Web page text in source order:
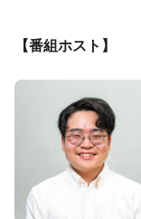
【番組ホスト】